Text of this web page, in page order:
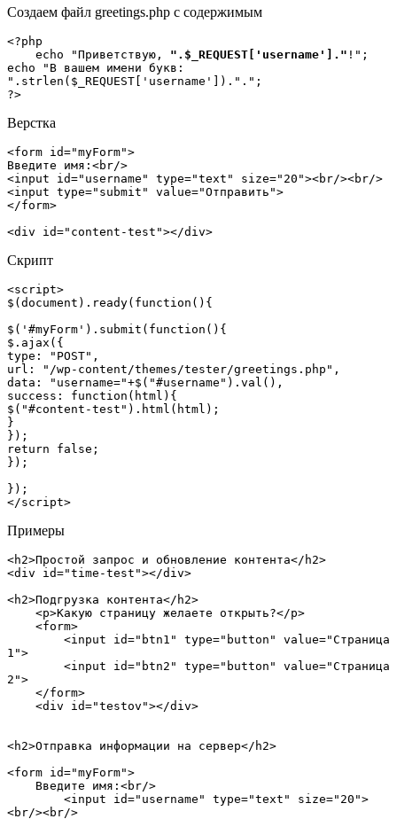
Создаем файл greetings.php с содержимым
<?php
    echo "Приветствую,
".$_REQUEST['username']." !";
echo "В вашем имени букв:
".strlen($_REQUEST['username']).".";
?>
Верстка
<form id="myForm">
Введите имя:<br/>
<input id="username" type="text" size="20"><br/><br/>
<input type="submit" value="Отправить">
</form>
<div id="content-test"></div>
Скрипт
<script>
$(document).ready(function(){
$('#myForm').submit(function(){
$.ajax({
type: "POST",
url: "/wp-content/themes/tester/greetings.php",
data: "username="+$("#username").val(),
success: function(html){
$("#content-test").html(html);
}
});
return false;
});
});
</script>
Примеры
<h2>Простой запрос и обновление контента</h2>
<div id="time-test"></div>
<h2>Подгрузка контента</h2>
1">
2">
<h2>Отправка информации на сервер</h2>
<form id="myForm">
<br/><br/>